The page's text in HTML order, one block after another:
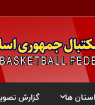
استان ها گزارش